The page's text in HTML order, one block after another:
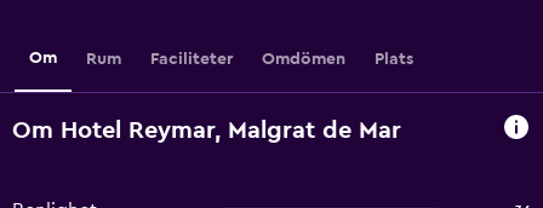
Om Rum Faciliteter Omdömen Plats
Om Hotel Reymar, Malgrat de Mar